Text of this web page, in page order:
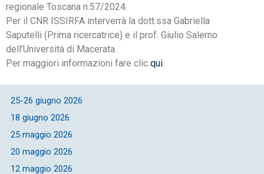
regionale Toscana n.57/2024.
Per il CNR ISSIRFA interverrà la dott.ssa Gabriella
Saputelli (Prima ricercatrice) e il prof. Giulio Salerno
dell’Università di Macerata.
Per maggiori informazioni fare clic qui
25-26 giugno 2026
18 giugno 2026
25 maggio 2026
20 maggio 2026
12 maggio 2026